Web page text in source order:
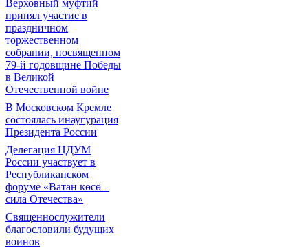
Верховный муфтий
принял участие в
праздничном
торжественном
собрании, посвященном
79-й годовщине Победы
в Великой
Отечественной войне
В Московском Кремле
состоялась инаугурация
Президента России
Делегация ЦДУМ
России участвует в
Республиканском
форуме «Ватан көсө –
сила Отечества»
Священнослужители
благословили будущих
воинов